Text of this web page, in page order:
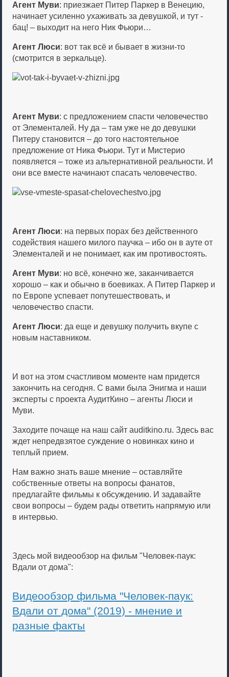
Агент Муви: приезжает Питер Паркер в Венецию,
начинает усиленно ухаживать за девушкой, и тут -
бац! – выходит на него Ник Фьюри…
Агент Люси: вот так всё и бывает в жизни-то
(смотрится в зеркальце).
Агент Муви: с предложением спасти человечество
от Элементалей. Ну да – там уже не до девушки
Питеру становится – до того настоятельное
предложение от Ника Фьюри. Тут и Мистерио
появляется – тоже из альтернативной реальности. И
они все вместе начинают спасать человечество.
Агент Люси: на первых порах без действенного
содействия нашего милого паучка – ибо он в ауте от
Элементалей и не понимает, как им противостоять.
Агент Муви: но всё, конечно же, заканчивается
хорошо – как и обычно в боевиках. А Питер Паркер и
по Европе успевает попутешествовать, и
человечество спасти.
Агент Люси: да еще и девушку получить вкупе с
новым наставником.
И вот на этом счастливом моменте нам придется
закончить на сегодня. С вами была Энигма и наши
эксперты с проекта АудитКино – агенты Люси и
Муви.
Заходите почаще на наш сайт auditkino.ru. Здесь вас
ждет непредвзятое суждение о новинках кино и
теплый прием.
Нам важно знать ваше мнение – оставляйте
собственные ответы на вопросы фанатов,
предлагайте фильмы к обсуждению. И задавайте
свои вопросы – будем рады ответить напрямую или
в интервью.
Здесь мой видеообзор на фильм "Человек-паук:
Вдали от дома":
Видеообзор фильма "Человек-паук:
Вдали от дома" (2019) - мнение и
разные факты